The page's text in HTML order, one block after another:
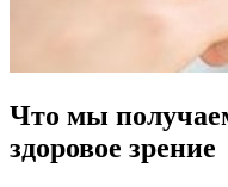
Что мы
здоровое зрение